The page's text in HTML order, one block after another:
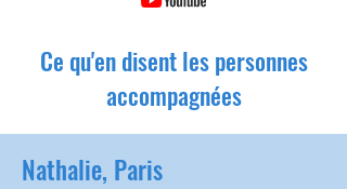
Ce qu'en disent les personnes
accompagnées
Nathalie, Paris